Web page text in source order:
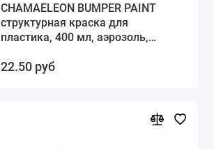
CHAMAELEON BUMPER PAINT
структурная краска для
пластика, 400 мл, аэрозоль,
22.50 руб